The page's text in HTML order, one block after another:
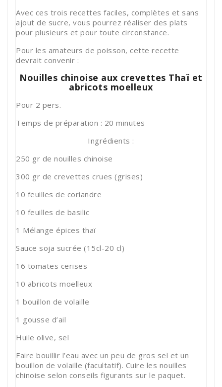
Avec ces trois recettes faciles, complètes et sans
ajout de sucre, vous pourrez réaliser des plats
pour plusieurs et pour toute circonstance.
Pour les amateurs de poisson, cette recette
devrait convenir :
Nouilles chinoise aux crevettes Thaï et
abricots moelleux
Pour 2 pers.
Temps de préparation : 20 minutes
Ingrédients :
250 gr de nouilles chinoise
300 gr de crevettes crues (grises)
10 feuilles de coriandre
10 feuilles de basilic
1 Mélange épices thaï
Sauce soja sucrée (15cl-20 cl)
16 tomates cerises
10 abricots moelleux
1 bouillon de volaille
1 gousse d’ail
Huile olive, sel
Faire bouillir l’eau avec un peu de gros sel et un
bouillon de volaille (facultatif). Cuire les nouilles
chinoise selon conseils figurants sur le paquet.